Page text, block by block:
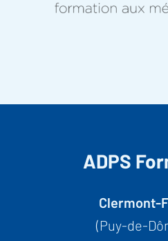
ADPS
Clermont-
(Puy-de-